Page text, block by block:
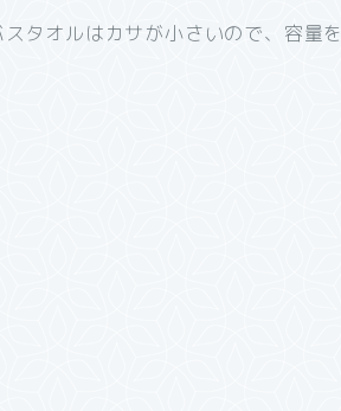
タオルはカサが小さいので、容量を